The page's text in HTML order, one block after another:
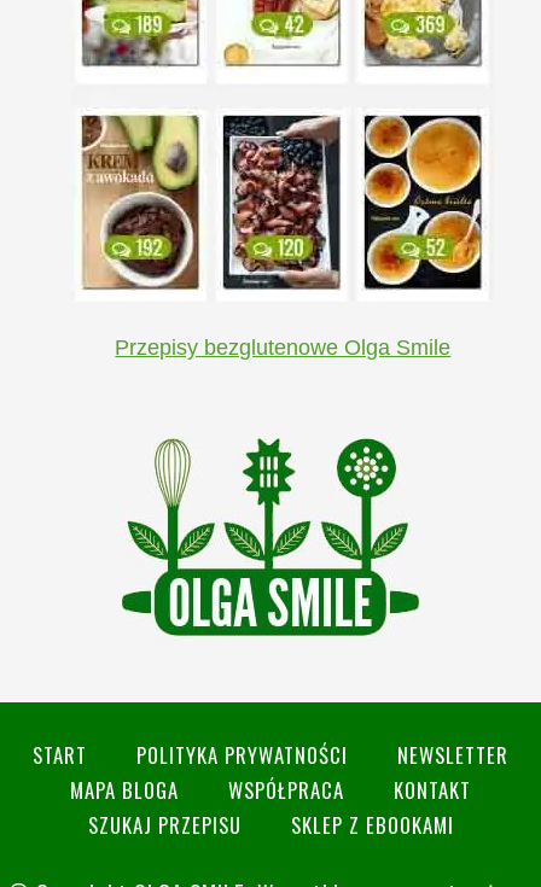
Przepisy bezglutenowe Olga Smile
START POLITYKA PRYWATNOŚCI
NEWSLETTER
MAPA BLOGA
WSPÓŁPRACA
KONTAKT
SZUKAJ PRZEPISU
SKLEP Z EBOOKAMI